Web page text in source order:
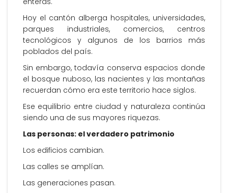
Hoy el cantón alberga hospitales, universidades,
parques industriales, comercios, centros
tecnológicos y algunos de los barrios más
poblados del país.
Sin embargo, todavía conserva espacios donde
el bosque nuboso, las nacientes y las montañas
recuerdan cómo era este territorio hace siglos.
Ese equilibrio entre ciudad y naturaleza continúa
siendo una de sus mayores riquezas.
Las personas: el verdadero patrimonio
Los edificios cambian.
Las calles se amplían.
Las generaciones pasan.